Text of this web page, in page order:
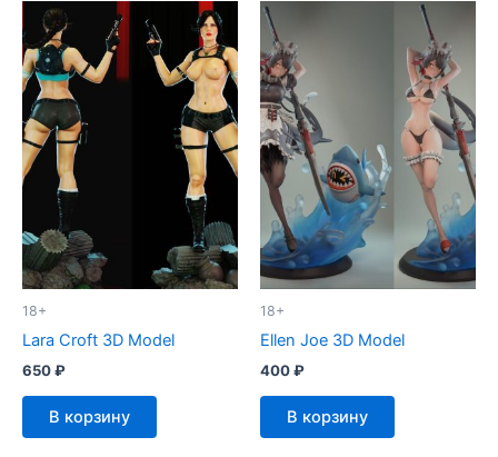
18+
Lara Croft 3D Model
650₽
В корзину
18+
Ellen Joe 3D Model
400₽
В корзину